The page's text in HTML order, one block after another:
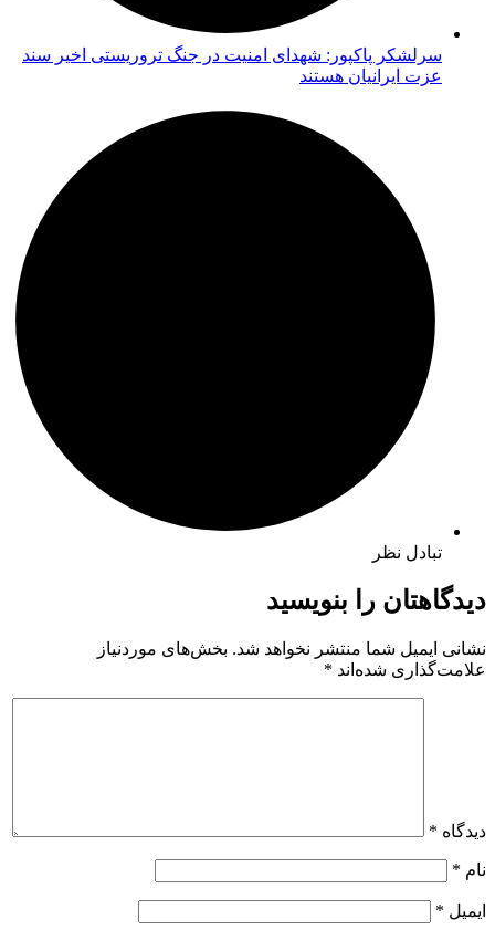
سرلشکر پاکپور: شهدای امنیت در جنگ تروریستی اخیر سند
عزت ایرانیان هستند
تبادل نظر
دیدگاهتان را بنویسید
نشانی ایمیل شما منتشر نخواهد شد. بخش‌های موردنیاز
علامت‌گذاری شده‌اند *
دیدگاه *
نام *
ایمیل *